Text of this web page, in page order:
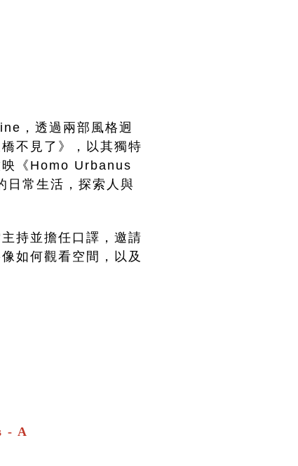
，透過兩部風格迥
不見了》，以其獨特
《Homo Urbanus
常生活，探索人與
持並擔任口譯，邀請
如何觀看空間，以及
- A